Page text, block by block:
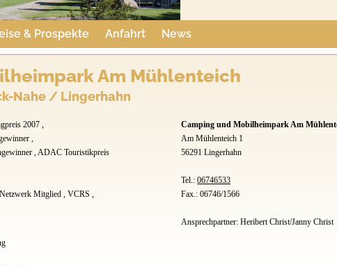
& Prospekte Anfahrt News
Am Mühlenteich
Nahe / Lingerhahn
2007 ,
,
, ADAC Touristikpreis
Mitglied , VCRS ,
Camping und Mobilheimpark Am
Am Mühlenteich 1
56291 Lingerhahn
Tel.: 06746533
Fax.: 06746/1566
Ansprechpartner: Heribert Christ/Janny Christ